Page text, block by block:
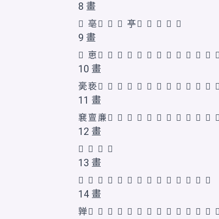
8 畫
𬽍 亳𠅙 𠅚 𠅖 𠅘𠅛 𠅜 𠅝 𫡻 𱎘
9 畫
𬽑 𠅤𠅞 𠅟 𠅠 𠅡 𠅢 𠅣 𠅥 𠅦 𠅧 𪜣 𬽎 𬽏 𬽐
10 畫
亴亵𠅬 𠅨 𠅩 𠅪 𠅫 𠅭 𠅮 𠅯 𠅲 𪜤 𫡼 𬽓 𬽔
11 畫
㐮亶亷𠅳 𠅴 𠅵 𠅶 𠅷 𠅸 𠅺 𠅻 𠅼 𠆀 𫡽 𫡾
12 畫
𠅾 𠅿 𫡿 𫢀
13 畫
𠆁 𠆂 𠆃 𠆄 𠆅 𠆆 𠆇 𠆈 𠆉 𪜥 𬽙 𬽚 𰁠 𱎙
14 畫
亸𠆌 𠆐 𠆋 𠆍 𠆎 𠆏 𠆑 𠆒 𠆔 𠆖 𠆗 𠆘 𬽛 𬽜